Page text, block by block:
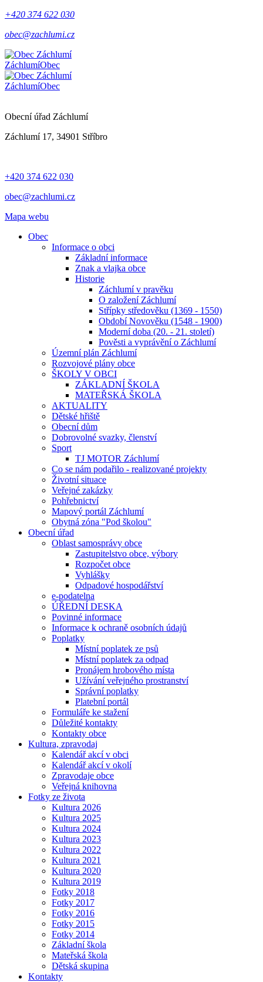
+420 374 622 030
obec@zachlumi.cz
ZáchlumíObec
ZáchlumíObec
Obecní úřad Záchlumí
Záchlumí 17, 34901 Stříbro
+420 374 622 030
obec@zachlumi.cz
Mapa webu
Obec
Informace o obci
Základní informace
Znak a vlajka obce
Historie
Záchlumí v pravěku
O založení Záchlumí
Střípky středověku (1369 - 1550)
Období Novověku (1548 - 1900)
Moderní doba (20. - 21. století)
Pověsti a vyprávění o Záchlumí
Územní plán Záchlumí
Rozvojové plány obce
ŠKOLY V OBCI
ZÁKLADNÍ ŠKOLA
MATEŘSKÁ ŠKOLA
AKTUALITY
Dětské hřiště
Obecní dům
Dobrovolné svazky, členství
Sport
TJ MOTOR Záchlumí
Co se nám podařilo - realizované projekty
Životní situace
Veřejné zakázky
Pohřebnictví
Mapový portál Záchlumí
Obytná zóna "Pod školou"
Obecní úřad
Oblast samosprávy obce
Zastupitelstvo obce, výbory
Rozpočet obce
Vyhlášky
Odpadové hospodářství
e-podatelna
ÚŘEDNÍ DESKA
Povinné informace
Informace k ochraně osobních údajů
Poplatky
Místní poplatek ze psů
Místní poplatek za odpad
Pronájem hrobového místa
Užívání veřejného prostranství
Správní poplatky
Platební portál
Formuláře ke stažení
Důležité kontakty
Kontakty obce
Kultura, zpravodaj
Kalendář akcí v obci
Kalendář akcí v okolí
Zpravodaje obce
Veřejná knihovna
Fotky ze života
Kultura 2026
Kultura 2025
Kultura 2024
Kultura 2023
Kultura 2022
Kultura 2021
Kultura 2020
Kultura 2019
Fotky 2018
Fotky 2017
Fotky 2016
Fotky 2015
Fotky 2014
Základní škola
Mateřská škola
Dětská skupina
Kontakty